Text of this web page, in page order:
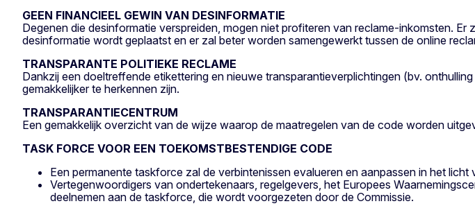
GEEN FINANCIEEL GEWIN VAN DESINFORMATIE
Degenen die desinformatie verspreiden, mogen niet profiteren van reclame-inkomsten.
desinformatie wordt geplaatst en er zal beter worden samengewerkt tussen de online
TRANSPARANTE POLITIEKE RECLAME
Dankzij een doeltreffende etikettering en nieuwe transparantieverplichtingen (bv.
gemakkelijker te herkennen zijn.
TRANSPARANTIECENTRUM
Een gemakkelijk overzicht van de wijze waarop de maatregelen van de code worden
TASK FORCE VOOR EEN TOEKOMSTBESTENDIGE CODE
Een permanente taskforce zal de verbintenissen evalueren en aanpassen in het
Vertegenwoordigers van ondertekenaars, regelgevers, het Europees
deelnemen aan de taskforce, die wordt voorgezeten door de Commissie.